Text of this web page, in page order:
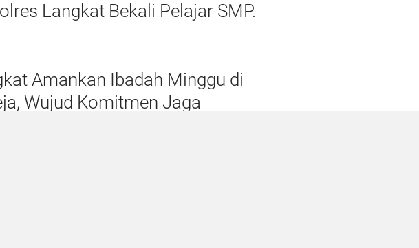
Langkat Bekali Pelajar SMP.
Amankan Ibadah Minggu di
Wujud Komitmen Jaga